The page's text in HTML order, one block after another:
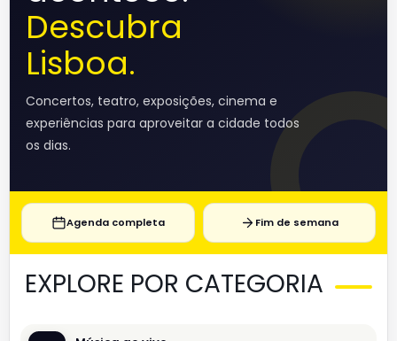
Descubra
Lisboa.
Concertos, teatro, exposições, cinema e
experiências para aproveitar a cidade todos
os dias.
Agenda completa Fim de semana
EXPLORE POR CATEGORIA